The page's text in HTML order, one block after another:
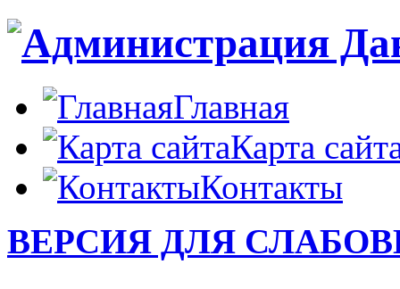
Главная
Карта
Контакты
ВЕРСИЯ ДЛЯ